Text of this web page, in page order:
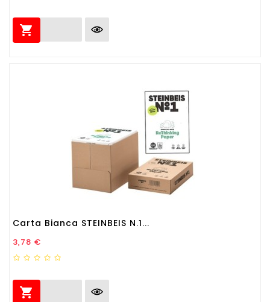

Carta Bianca STEINBEIS N.1...
Prezzo
3,78 €
